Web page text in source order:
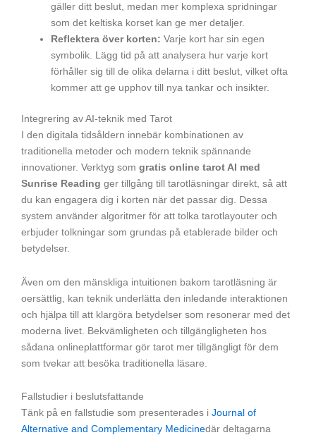
gäller ditt beslut, medan mer komplexa spridningar
som det keltiska korset kan ge mer detaljer.
Reflektera över korten: Varje kort har sin egen
symbolik. Lägg tid på att analysera hur varje kort
förhåller sig till de olika delarna i ditt beslut, vilket ofta
kommer att ge upphov till nya tankar och insikter.
Integrering av AI-teknik med Tarot
I den digitala tidsåldern innebär kombinationen av
traditionella metoder och modern teknik spännande
innovationer. Verktyg som gratis online tarot AI med
Sunrise Reading ger tillgång till tarotläsningar direkt, så att
du kan engagera dig i korten när det passar dig. Dessa
system använder algoritmer för att tolka tarotlayouter och
erbjuder tolkningar som grundas på etablerade bilder och
betydelser.
Även om den mänskliga intuitionen bakom tarotläsning är
oersättlig, kan teknik underlätta den inledande interaktionen
och hjälpa till att klargöra betydelser som resonerar med det
moderna livet. Bekvämligheten och tillgängligheten hos
sådana onlineplattformar gör tarot mer tillgängligt för dem
som tvekar att besöka traditionella läsare.
Fallstudier i beslutsfattande
Tänk på en fallstudie som presenterades i Journal of
Alternative and Complementary Medicinedär deltagarna